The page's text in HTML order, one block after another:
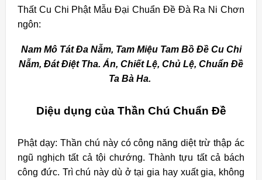
Thất Cu Chi Phật Mẫu Đại Chuẩn Đề Đà Ra Ni Chơn
ngôn:
Nam Mô Tát Đa Nẫm, Tam Miệu Tam Bồ Đề Cu Chi
Nẫm, Đát Điệt Tha. Án, Chiết Lệ, Chủ Lệ, Chuẩn Đề
Ta Bà Ha.
Diệu dụng của Thần Chú Chuẩn Đề
Phật dạy: Thần chú này có công năng diệt trừ thập ác
ngũ nghịch tất cả tội chướng. Thành tựu tất cả bách
công đức. Trì chú này dù ở tại gia hay xuất gia, không